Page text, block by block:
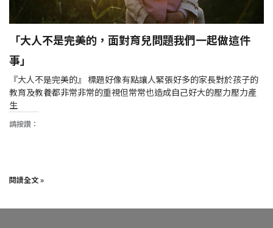
「大人不是完美的，面對育兒問題我們一起做這件
事」
『大人不是完美的』 標題好像有點讓人緊張好多的家長對於孩子的
教育及教養都非常非常的重視但常常也造成自己好大的壓力壓力產
生
請按讚：
閱讀全文 »